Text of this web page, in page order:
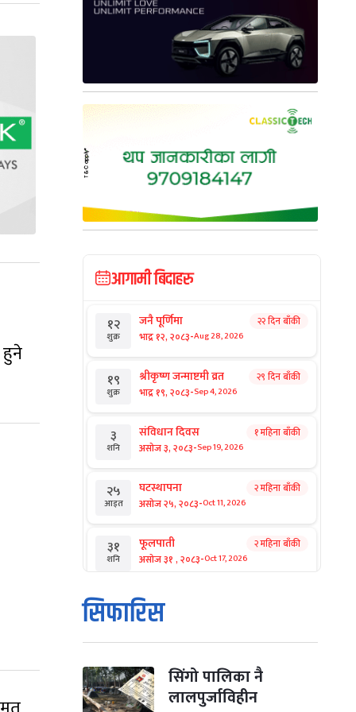
हुने
आगामी बिदाहरु
१२
शुक्र
जनै पूर्णिमा
भाद्र १२, २०८३-Aug 28, 2026
२२ दिन बाँकी
१९
शुक्र
श्रीकृष्ण जन्माष्टमी व्रत
भाद्र १९, २०८३-Sep 4, 2026
२९ दिन बाँकी
३
शनि
संविधान दिवस
असोज ३, २०८३-Sep 19, 2026
१ महिना बाँकी
२५
आइत
घटस्थापना
असोज २५, २०८३-Oct 11, 2026
२ महिना बाँकी
३१
शनि
फूलपाती
असोज ३१ , २०८३-Oct 17, 2026
२ महिना बाँकी
१
आइत
कार्तिक सङ्क्रान्ति
कार्तिक १, २०८३
मंगल कार्तिक ३, २०८३- Oct 20, 2026
सिफारिस
सिंगो पालिका नै
लालपुर्जाविहीन